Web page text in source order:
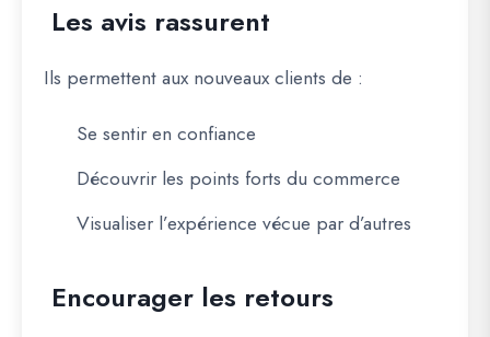
Les avis rassurent
Ils permettent aux nouveaux clients de :
Se sentir en confiance
Découvrir les points forts du commerce
Visualiser l’expérience vécue par d’autres
Encourager les retours